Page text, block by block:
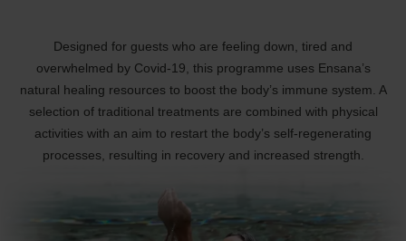
Designed for guests who are feeling down, tired and
overwhelmed by Covid-19, this programme uses Ensana’s
natural healing resources to boost the body’s immune system. A
selection of traditional treatments are combined with physical
activities with an aim to restart the body’s self-regenerating
processes, resulting in recovery and increased strength.